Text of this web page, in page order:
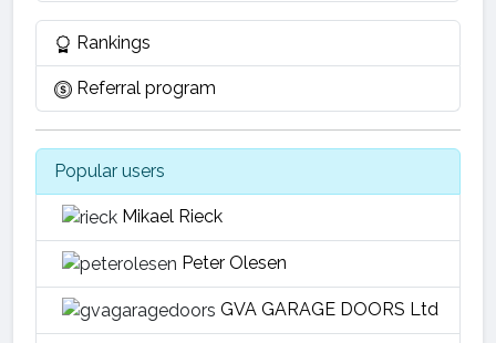
Rankings
Referral program
Popular users
Mikael Rieck
Peter Olesen
GVA GARAGE DOORS Ltd